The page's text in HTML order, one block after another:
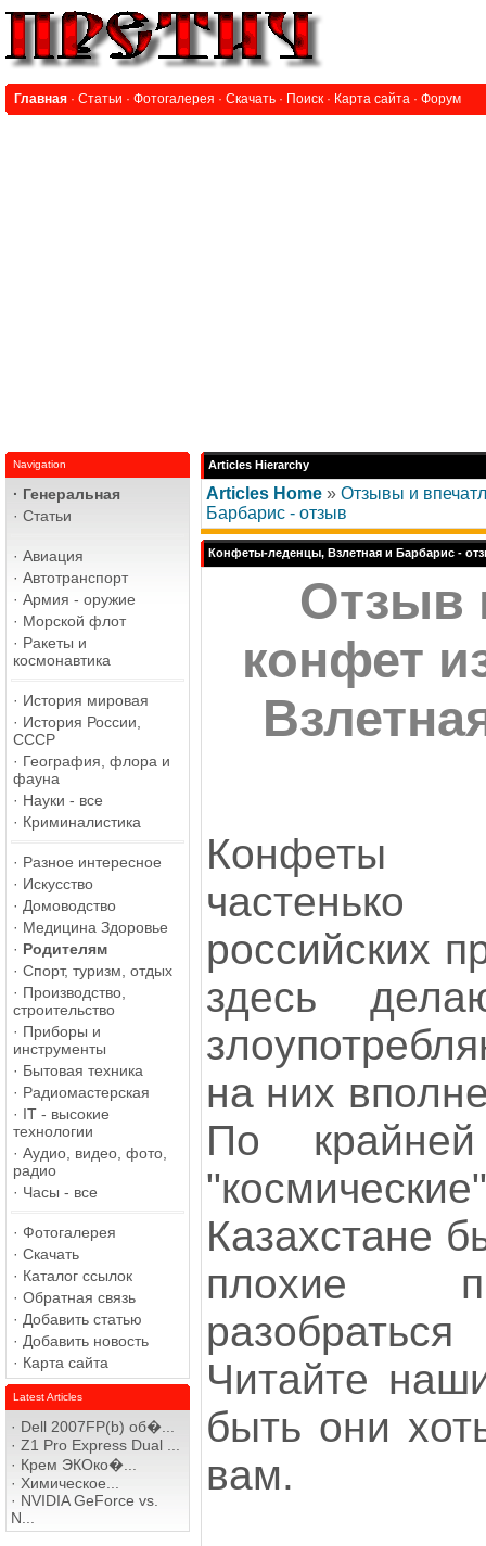
Главная · Статьи · Фотогалерея · Скачать · Поиск · Карта сайта · Форум
Navigation
· Генеральная
· Статьи
· Авиация
· Автотранспорт
· Армия - оружие
· Морской флот
· Ракеты и
космонавтика
· История мировая
· История России,
СССР
· География, флора и
фауна
· Науки - все
· Криминалистика
· Разное интересное
· Искусство
· Домоводство
· Медицина Здоровье
· Родителям
· Спорт, туризм, отдых
· Производство,
строительство
· Приборы и
инструменты
· Бытовая техника
· Радиомастерская
· IT - высокие
технологии
· Аудио, видео, фото,
радио
· Часы - все
· Фотогалерея
· Скачать
· Каталог ссылок
· Обратная связь
· Добавить статью
· Добавить новость
· Карта сайта
Latest Articles
· Dell 2007FP(b) об�...
· Z1 Pro Express Dual ...
· Крем ЭКОко�...
· Химическое...
· NVIDIA GeForce vs.
N...
Articles Hierarchy
Articles Home » Отзывы и
Барбарис - отзыв
Конфеты-леденцы, Взлетная и Барбарис -
Отзыв
конфет
Конфеты
российских
здесь
на них
По
Казахстане
плохие
Читайте
быть они
вам.